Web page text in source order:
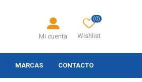
Mi cuenta Wishlist
(0)
MARCAS CONTACTO